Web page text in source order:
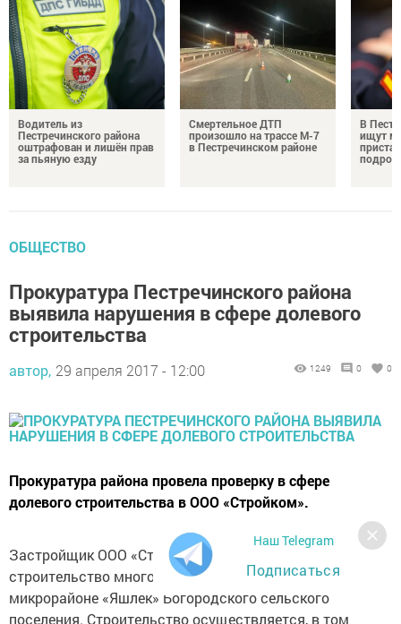
Водитель из
Пестречинского района
оштрафован и лишён прав
за пьяную езду
Смертельное ДТП
произошло на трассе М-7
в Пестречинском районе
В
ищут
ОБЩЕСТВО
Прокуратура Пестречинского района
выявила нарушения в сфере долевого
строительства
автор, 29 апреля 2017 - 12:00 1249 0 0
Прокуратура района провела проверку в сфере
долевого строительства в ООО «Стройком».
Застройщик ООО «Стройком» осуществляет
строительство многоквартирных жилых домов в
микрорайоне «Яшлек» Богородского сельского
поселения. Строительство осуществляется, в том
Наш Telegram
Подписаться